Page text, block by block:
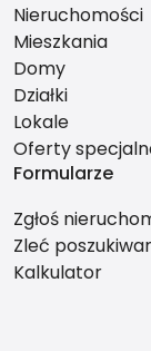
Nieruchomości
Mieszkania
Domy
Działki
Lokale
Oferty
Formularze
Zgłoś
Zleć
Kalkulator